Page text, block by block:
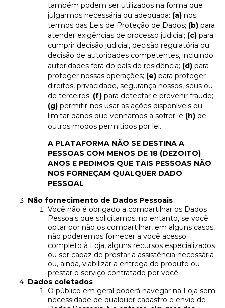
também podem ser utilizados na forma que
julgarmos necessária ou adequada: (a) nos
termos das Leis de Proteção de Dados; (b) para
atender exigências de processo judicial; (c) para
cumprir decisão judicial, decisão regulatória ou
decisão de autoridades competentes, incluindo
autoridades fora do país de residência; (d) para
proteger nossas operações; (e) para proteger
direitos, privacidade, segurança nossos, seus ou
de terceiros; (f) para detectar e prevenir fraude;
(g) permitir-nos usar as ações disponíveis ou
limitar danos que venhamos a sofrer; e (h) de
outros modos permitidos por lei.
A PLATAFORMA NÃO SE DESTINA A
PESSOAS COM MENOS DE 18 (DEZOITO)
ANOS E PEDIMOS QUE TAIS PESSOAS NÃO
NOS FORNEÇAM QUALQUER DADO
PESSOAL
Não fornecimento de Dados Pessoais
Você não é obrigado a compartilhar os Dados
Pessoais que solicitamos, no entanto, se você
optar por não os compartilhar, em alguns casos,
não poderemos fornecer a você acesso
completo à Loja, alguns recursos especializados
ou ser capaz de prestar a assistência necessária
ou, ainda, viabilizar a entrega do produto ou
prestar o serviço contratado por você.
Dados coletados
O público em geral poderá navegar na Loja sem
necessidade de qualquer cadastro e envio de